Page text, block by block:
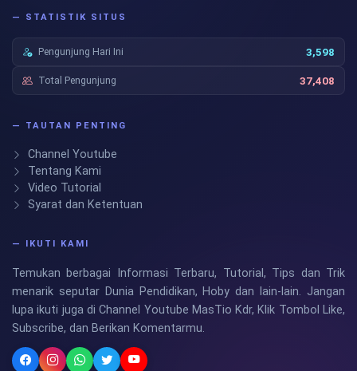
— STATISTIK SITUS
Pengunjung Hari Ini 3,598
Total Pengunjung 37,408
— TAUTAN PENTING
Channel Youtube
Tentang Kami
Video Tutorial
Syarat dan Ketentuan
— IKUTI KAMI
Temukan berbagai Informasi Terbaru, Tutorial, Tips dan Trik
menarik seputar Dunia Pendidikan, Hoby dan lain-lain. Jangan
lupa ikuti juga di Channel Youtube MasTio Kdr, Klik Tombol Like,
Subscribe, dan Berikan Komentarmu.